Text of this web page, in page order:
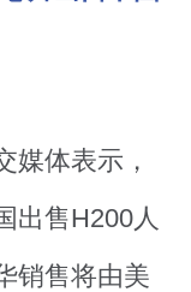
体表示，
出售H200人
销售将由美